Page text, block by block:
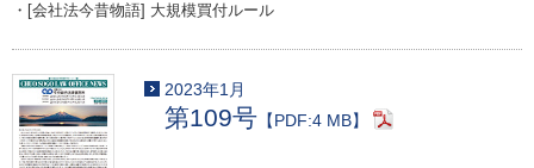
・[会社法今昔物語] 大規模買付ルール
2023年1月
第109号 【PDF:4 MB】